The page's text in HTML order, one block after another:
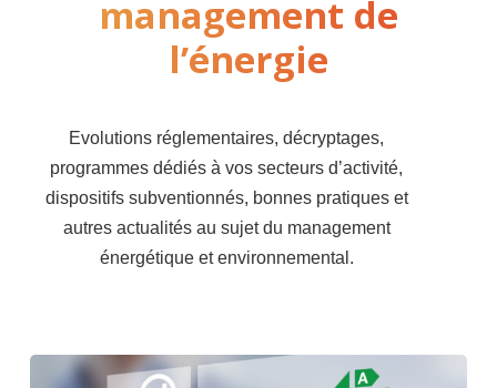
management de
l’énergie
Evolutions réglementaires, décryptages,
programmes dédiés à vos secteurs d’activité,
dispositifs subventionnés, bonnes pratiques et
autres actualités au sujet du management
énergétique et environnemental.